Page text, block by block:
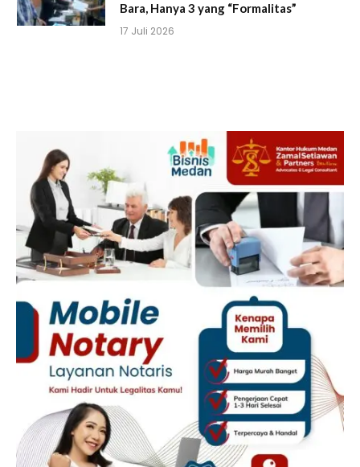
Bara, Hanya 3 yang “Formalitas”
17 Juli 2026